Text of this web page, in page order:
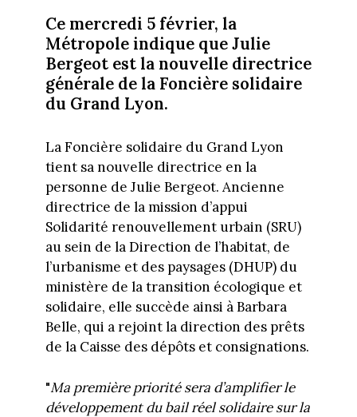
Ce mercredi 5 février, la
Métropole indique que Julie
Bergeot est la nouvelle directrice
générale de la Foncière solidaire
du Grand Lyon.
La Foncière solidaire du Grand Lyon
tient sa nouvelle directrice en la
personne de Julie Bergeot. Ancienne
directrice de la mission d’appui
Solidarité renouvellement urbain (SRU)
au sein de la Direction de l’habitat, de
l’urbanisme et des paysages (DHUP) du
ministère de la transition écologique et
solidaire, elle succède ainsi à Barbara
Belle, qui a rejoint la direction des prêts
de la Caisse des dépôts et consignations.
"Ma première priorité sera d’amplifier le
développement du bail réel solidaire sur la